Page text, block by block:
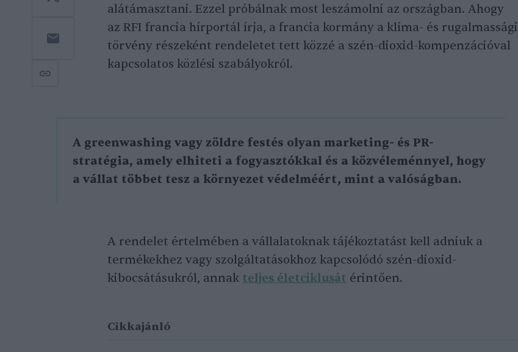
alátámasztani. Ezzel próbálnak most leszámolni az országban. Ahogy
az RFI francia hírportál írja, a francia kormány a klíma- és rugalmassági
törvény részeként rendeletet tett közzé a szén-dioxid-kompenzációval
kapcsolatos közlési szabályokról.
A greenwashing vagy zöldre festés olyan marketing- és PR-
stratégia, amely elhiteti a fogyasztókkal és a közvéleménnyel, hogy
a vállat többet tesz a környezet védelméért, mint a valóságban.
A rendelet értelmében a vállalatoknak tájékoztatást kell adniuk a
termékekhez vagy szolgáltatásokhoz kapcsolódó szén-dioxid-
kibocsátásukról, annak teljes életciklusát érintően.
Cikkajánló